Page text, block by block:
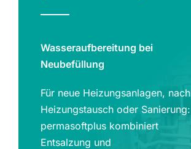
Wasseraufbereitung bei
Neubefüllung
Für neue Heizungsanlagen, nach
Heizungstausch oder Sanierung:
permasoftplus kombiniert
Entsalzung und